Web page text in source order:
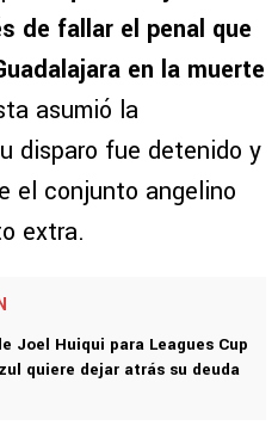
de las piezas
quedó bajo todos
de fallar el penal que
en la muerte
asumió la
disparo fue detenido y
el conjunto angelino
extra.